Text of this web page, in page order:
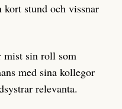
stund och vissnar
mist sin roll som
med sina kollegor
relevanta.